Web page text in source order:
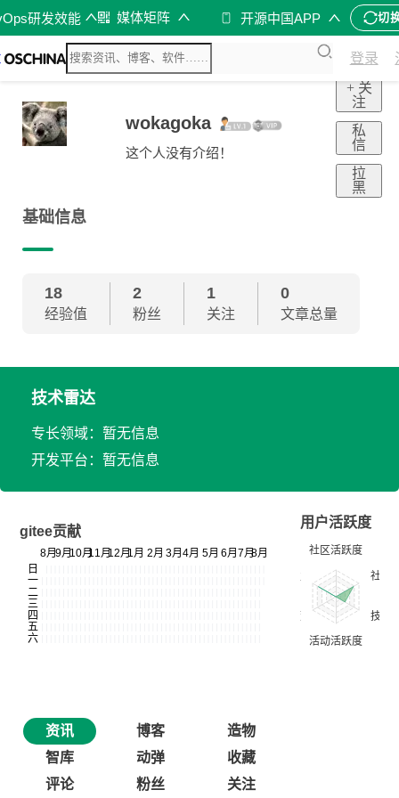
研发效能 媒体矩阵 开源中国APP 切
登录
wokagoka
这个人没有介绍！
+ 关
注
私
信
拉
黑
基础信息
18
经验值
2
粉丝
1
关注
0
文章总量
技术雷达
专长领域：暂无信息
开发平台：暂无信息
gitee贡献
用户活跃度
资讯 博客
造物
智库
动弹
收藏
评论
粉丝 关注